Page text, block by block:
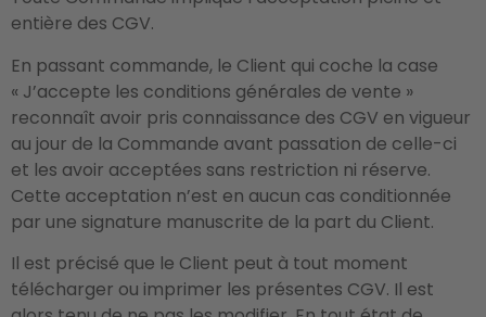
entière des CGV.
En passant commande, le Client qui coche la case
« J’accepte les conditions générales de vente »
reconnaît avoir pris connaissance des CGV en vigueur
au jour de la Commande avant passation de celle-ci
et les avoir acceptées sans restriction ni réserve.
Cette acceptation n’est en aucun cas conditionnée
par une signature manuscrite de la part du Client.
Il est précisé que le Client peut à tout moment
télécharger ou imprimer les présentes CGV. Il est